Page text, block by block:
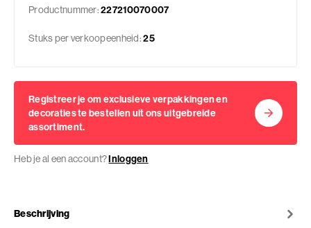
Productnummer:227210070007
Stuks per verkoopeenheid:25
Registreer je om exclusieve verpakkingen en
decoraties te bestellen uit ons uitgebreide
assortiment.
Heb je al een account?Inloggen
Beschrijving